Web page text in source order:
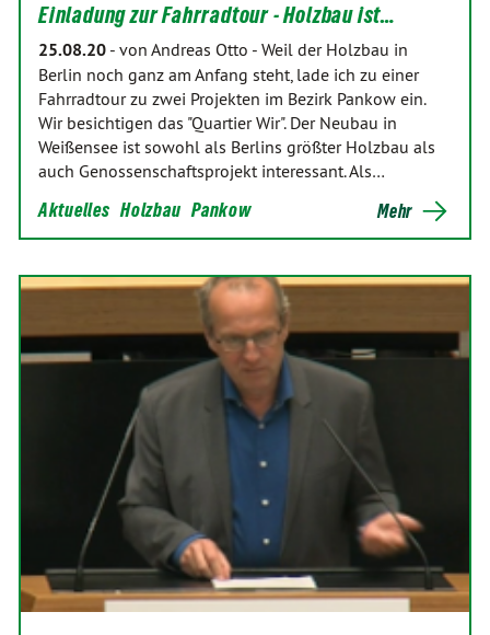
Einladung zur Fahrradtour - Holzbau ist…
25.08.20 - von Andreas Otto - Weil der Holzbau in
Berlin noch ganz am Anfang steht, lade ich zu einer
Fahrradtour zu zwei Projekten im Bezirk Pankow ein.
Wir besichtigen das "Quartier Wir". Der Neubau in
Weißensee ist sowohl als Berlins größter Holzbau als
auch Genossenschaftsprojekt interessant. Als…
Aktuelles Holzbau Pankow Mehr